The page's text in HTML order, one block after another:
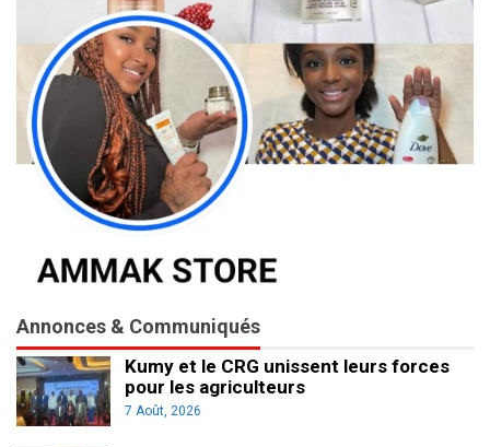
Annonces & Communiqués
Kumy et le CRG unissent leurs forces
pour les agriculteurs
7 Août, 2026